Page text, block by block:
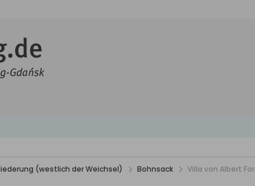
(westlich der Weichsel) Bohnsack Villa von Albert